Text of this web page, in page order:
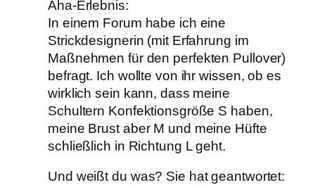
Aha-Erlebnis:
In einem Forum habe ich eine
Strickdesignerin (mit Erfahrung im
Maßnehmen für den perfekten Pullover)
befragt. Ich wollte von ihr wissen, ob es
wirklich sein kann, dass meine
Schultern Konfektionsgröße S haben,
meine Brust aber M und meine Hüfte
schließlich in Richtung L geht.
Und weißt du was? Sie hat geantwortet: